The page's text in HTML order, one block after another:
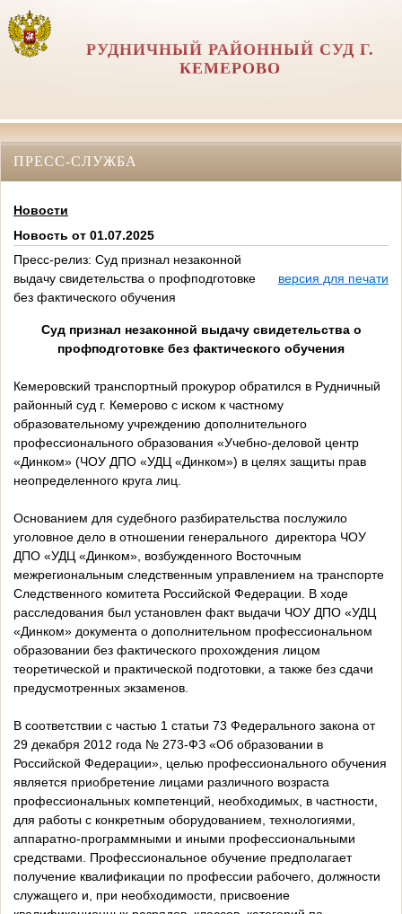
РУДНИЧНЫЙ РАЙОННЫЙ СУД Г.
КЕМЕРОВО
ПРЕСС-СЛУЖБА
Новости
Новость от 01.07.2025
Пресс-релиз: Суд признал незаконной
выдачу свидетельства о профподготовке
без фактического обучения
версия для печати
Суд признал незаконной выдачу свидетельства о
профподготовке без фактического обучения
Кемеровский транспортный прокурор обратился в Рудничный
районный суд г. Кемерово с иском к частному
образовательному учреждению дополнительного
профессионального образования «Учебно-деловой центр
«Динком» (ЧОУ ДПО «УДЦ «Динком») в целях защиты прав
неопределенного круга лиц.
Основанием для судебного разбирательства послужило
уголовное дело в отношении генерального директора ЧОУ
ДПО «УДЦ «Динком», возбужденного Восточным
межрегиональным следственным управлением на транспорте
Следственного комитета Российской Федерации. В ходе
расследования был установлен факт выдачи ЧОУ ДПО «УДЦ
«Динком» документа о дополнительном профессиональном
образовании без фактического прохождения лицом
теоретической и практической подготовки, а также без сдачи
предусмотренных экзаменов.
В соответствии с частью 1 статьи 73 Федерального закона от
29 декабря 2012 года № 273-ФЗ «Об образовании в
Российской Федерации», целью профессионального обучения
является приобретение лицами различного возраста
профессиональных компетенций, необходимых, в частности,
для работы с конкретным оборудованием, технологиями,
аппаратно-программными и иными профессиональными
средствами. Профессиональное обучение предполагает
получение квалификации по профессии рабочего, должности
служащего и, при необходимости, присвоение